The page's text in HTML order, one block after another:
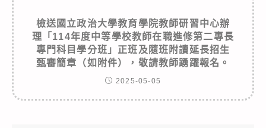
檢送國立政治大學教育學院教師研習中心辦
理「114年度中等學校教師在職進修第二專長
專門科目學分班」正班及隨班附讀延長招生
甄審簡章（如附件），敬請教師踴躍報名。
2025-05-05